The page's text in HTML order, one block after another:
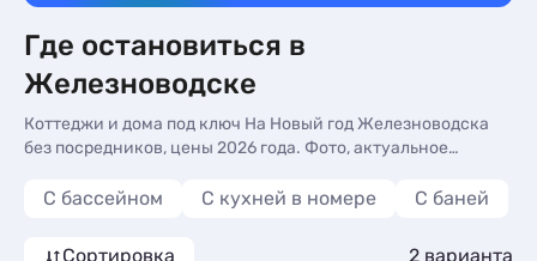
Где остановиться в
Железноводске
Коттеджи и дома под ключ На Новый год Железноводска
без посредников, цены 2026 года. Фото, актуальное
Коттеджи и дома под ключ На Новый год в Железноводске
С бассейном C кухней в номере С баней
Сортировка 2 варианта